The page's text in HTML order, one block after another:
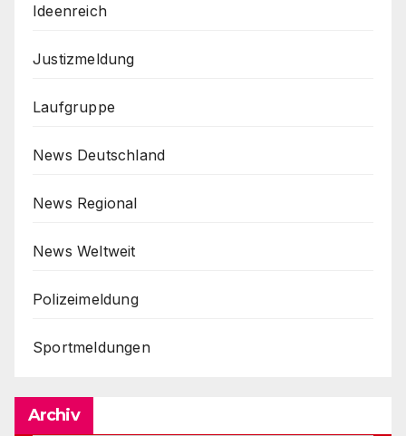
Ideenreich
Justizmeldung
Laufgruppe
News Deutschland
News Regional
News Weltweit
Polizeimeldung
Sportmeldungen
Archiv